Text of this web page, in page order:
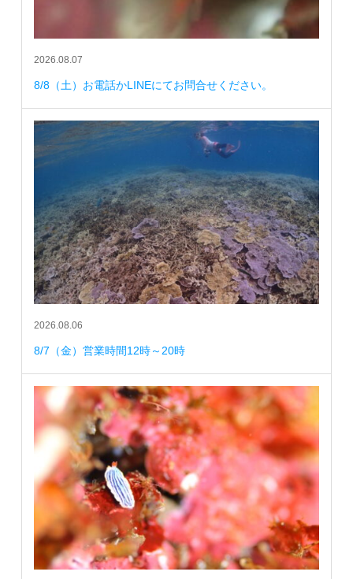
2026.08.07
8/8（土）お電話かLINEにてお問合せください。
2026.08.06
8/7（金）営業時間12時～20時